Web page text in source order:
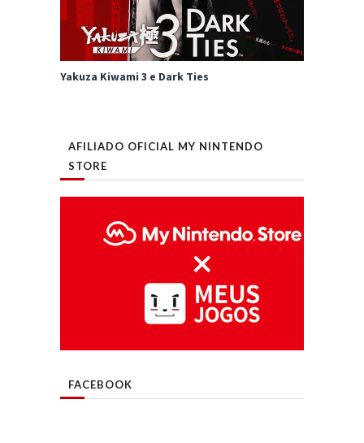
Yakuza Kiwami 3 e Dark Ties
AFILIADO OFICIAL MY NINTENDO
STORE
FACEBOOK